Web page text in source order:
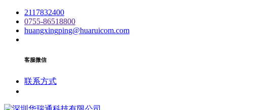
2117832400
0755-86518800
huangxingping@huaruicom.com
客服微信
联系方式